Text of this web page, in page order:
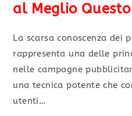
al Meglio
La scarsa conoscenza dei
rappresenta una delle
nelle campagne
una tecnica potente che
utenti…